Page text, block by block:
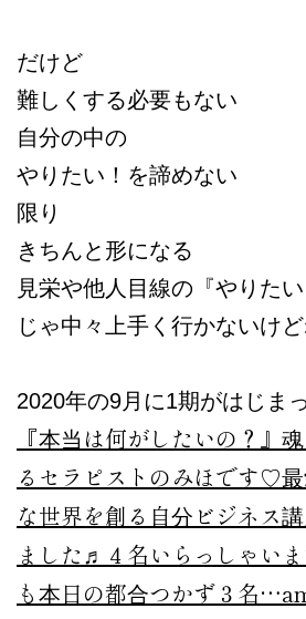
だけど
難しくする必要もない
自分の中の
やりたい！を諦めない
限り
きちんと形になる
見栄や他人目線の『やりたい
じゃ中々上手く行かないけ
2020年の9月に1期がはじま
『本当は何がしたいの？』
るセラピストのみほです♡
な世界を創る自分ビジネス
ました♬４名いらっしゃい
も本日の都合つかず３名…